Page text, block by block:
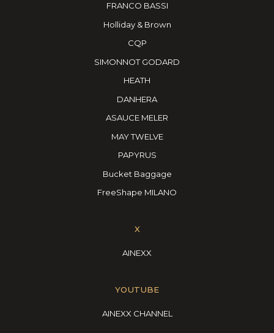
FRANCO BASSI
Holliday & Brown
CQP
SIMONNOT GODARD
HEATH
DANHERA
ASAUCE MELER
MAY TWELVE
PAPYRUS
Bucket Baggage
FreeShape MILANO
X
AINEXX
YOUTUBE
AINEXX CHANNEL